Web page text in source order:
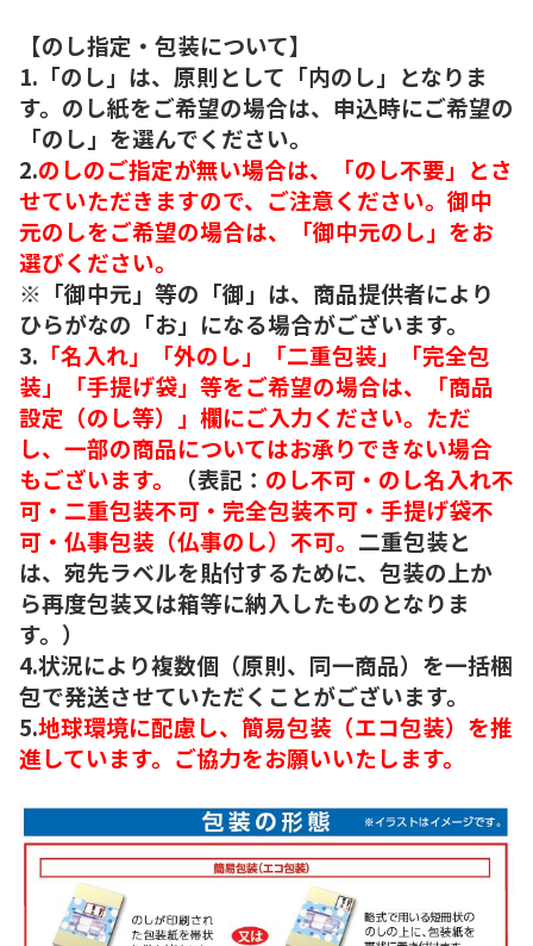
【のし指定・包装について】
1.「のし」は、原則として「内のし」となりま
す。のし紙をご希望の場合は、申込時にご希望の
「のし」を選んでください。
2.のしのご指定が無い場合は、「のし不要」とさ
せていただきますので、ご注意ください。御中
元のしをご希望の場合は、「御中元のし」をお
選びください。
※「御中元」等の「御」は、商品提供者により
ひらがなの「お」になる場合がございます。
3. 「名入れ」「外のし」「二重包装」「完全包
装」「手提げ袋」等をご希望の場合は、「商品
設定（のし等）」欄にご入力ください。ただ
し、一部の商品についてはお承りできない場合
もございます。
（表記： のし不可・のし名入れ不
可・二重包装不可・完全包装不可・手提げ袋不
可・仏事包装（仏事のし）不可。 二重包装と
は、宛先ラベルを貼付するために、包装の上か
ら再度包装又は箱等に納入したものとなりま
す。）
4.状況により複数個（原則、同一商品）を一括梱
包で発送させていただくことがございます。
5.地球環境に配慮し、簡易包装（エコ包装）を推
進しています。ご協力をお願いいたします。